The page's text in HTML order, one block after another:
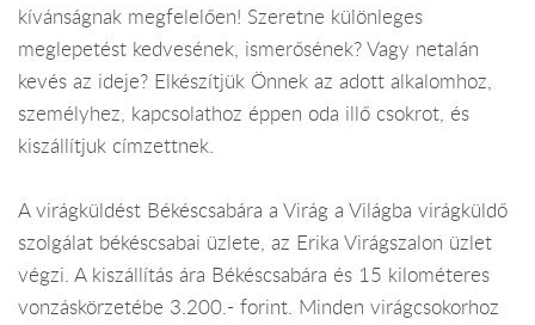
kívánságnak megfelelően! Szeretne különleges
meglepetést kedvesének, ismerősének? Vagy netalán
kevés az ideje? Elkészítjük Önnek az adott alkalomhoz,
személyhez, kapcsolathoz éppen oda illő csokrot, és
kiszállítjuk címzettnek.
A virágküldést Békéscsabára a Virág a Világba virágküldő
szolgálat békéscsabai üzlete, az Erika Virágszalon üzlet
végzi. A kiszállítás ára Békéscsabára és 15 kilométeres
vonzáskörzetébe 3.200.- forint. Minden virágcsokorhoz